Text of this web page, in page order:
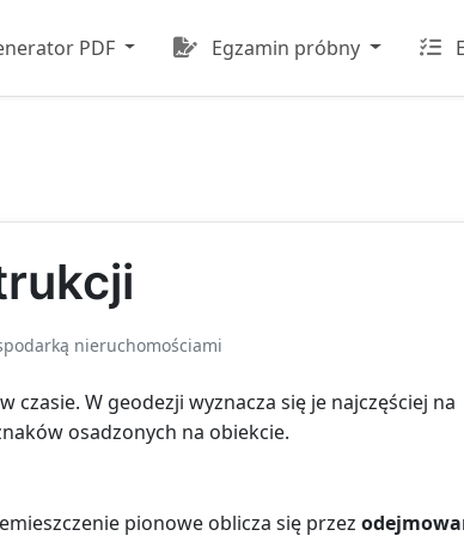
PDF Egzamin próbny
nieruchomościami
W geodezji wyznacza się je najczęściej na
osadzonych na obiekcie.
pionowe oblicza się przez